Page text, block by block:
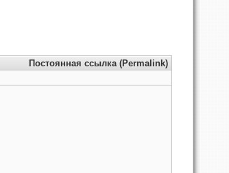
Постоянная ссылка (Permalink)